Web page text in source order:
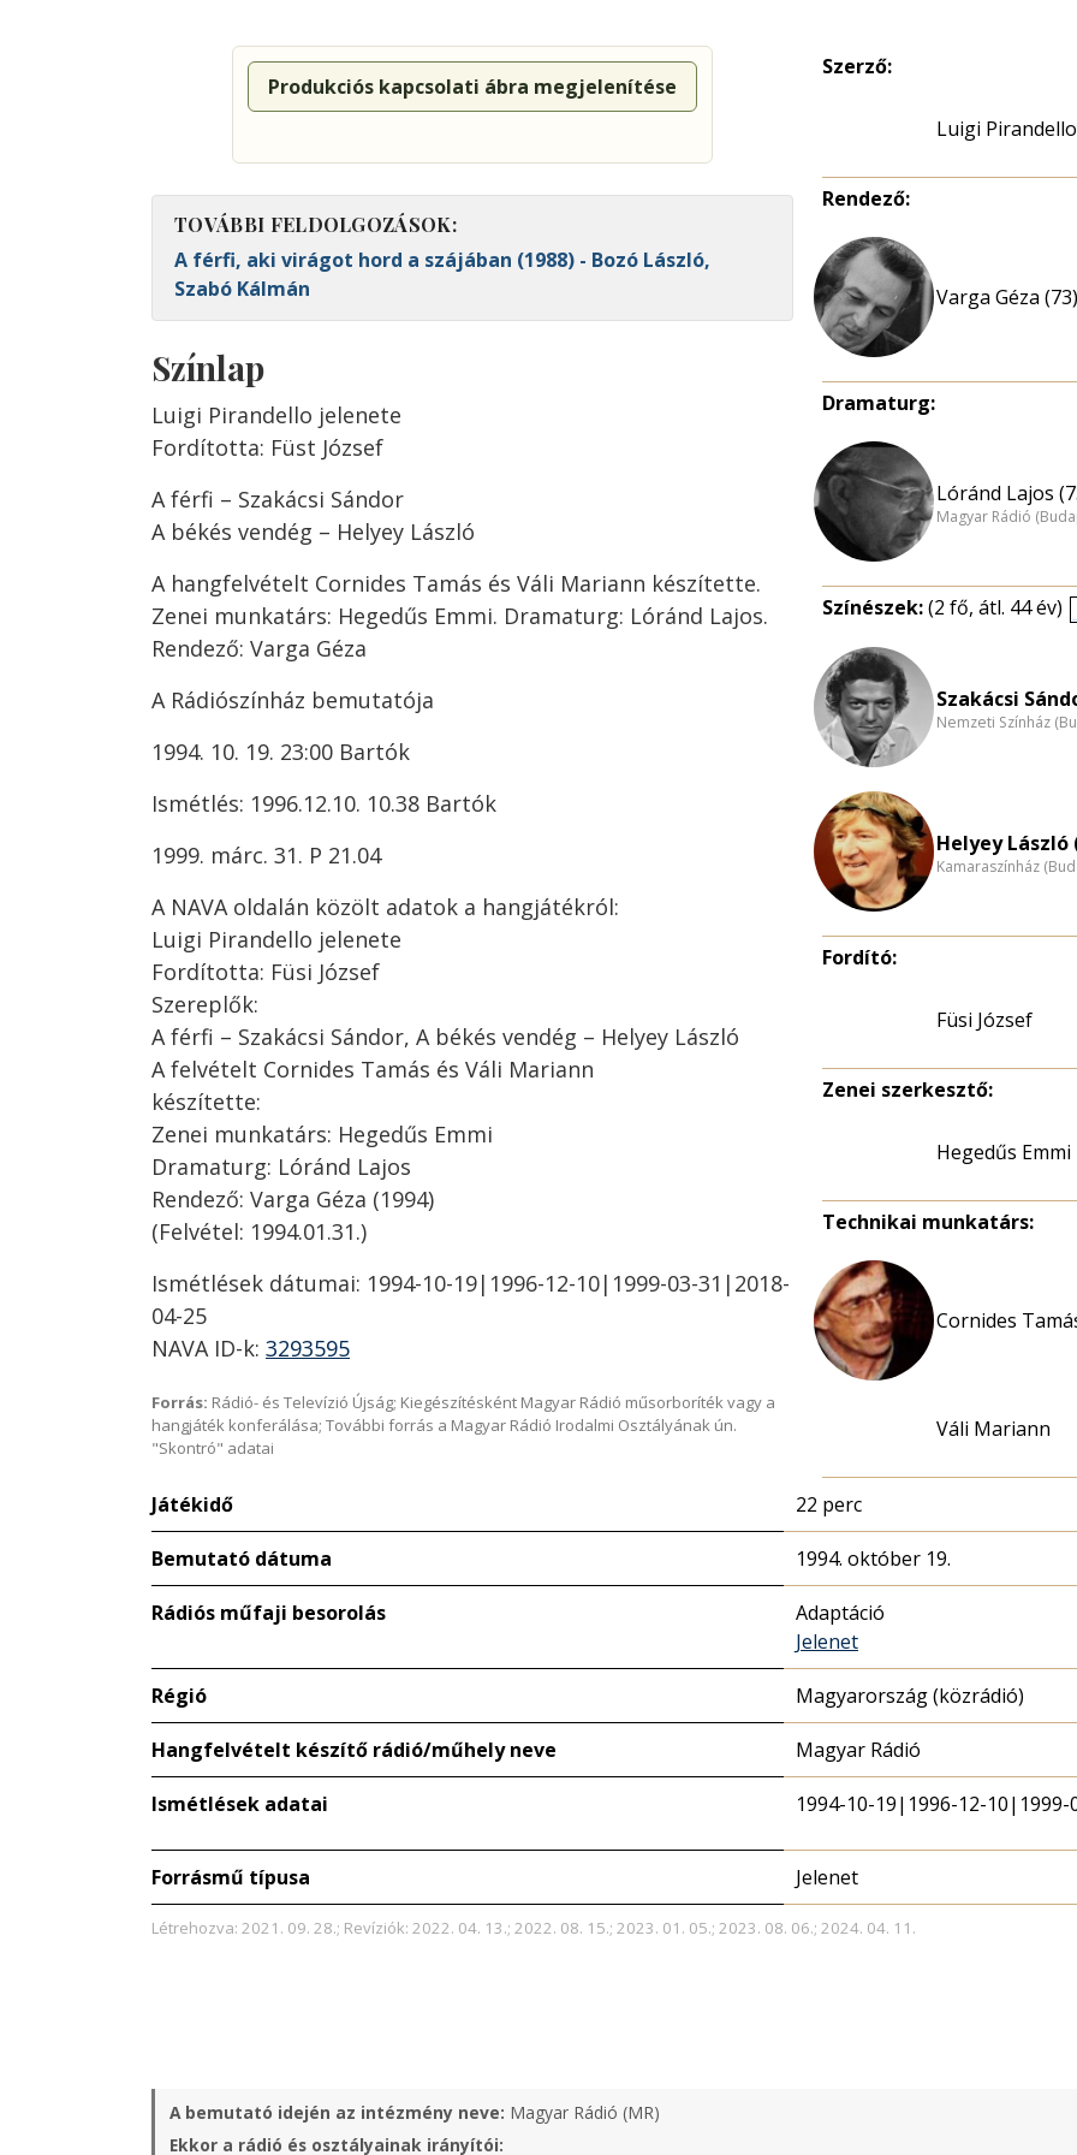
Produkciós kapcsolati ábra megjelenítése
TOVÁBBI FELDOLGOZÁSOK:
A férfi, aki virágot hord a szájában (1988) - Bozó László,
Szabó Kálmán
Színlap
Luigi Pirandello jelenete
Fordította: Füst József
A férfi – Szakácsi Sándor
A békés vendég – Helyey László
A hangfelvételt Cornides Tamás és Váli Mariann készítette.
Zenei munkatárs: Hegedűs Emmi. Dramaturg: Lóránd Lajos.
Rendező: Varga Géza
A Rádiószínház bemutatója
1994. 10. 19. 23:00 Bartók
Ismétlés: 1996.12.10. 10.38 Bartók
1999. márc. 31. P 21.04
A NAVA oldalán közölt adatok a hangjátékról:
Luigi Pirandello jelenete
Fordította: Füsi József
Szereplők:
A férfi – Szakácsi Sándor, A békés vendég – Helyey László
A felvételt Cornides Tamás és Váli Mariann
készítette:
Zenei munkatárs: Hegedűs Emmi
Dramaturg: Lóránd Lajos
Rendező: Varga Géza (1994)
(Felvétel: 1994.01.31.)
Ismétlések dátumai: 1994-10-19|1996-12-10|1999-03-31|2018-
04-25
NAVA ID-k: 3293595
Forrás: Rádió- és Televízió Újság; Kiegészítésként Magyar Rádió műsorboríték vagy a
hangjáték konferálása; További forrás a Magyar Rádió Irodalmi Osztályának ún.
"Skontró" adatai
Szerző:
Luigi Pirandello
Rendező:
Varga Géza (73)
Dramaturg:
Lóránd Lajos
Magyar Rádió
Színészek:(2 fő, átl. 44 év)
Szakácsi
Nemzeti Színház
Helyey László
Kamaraszínház
Fordító:
Füsi József
Zenei szerkesztő:
Hegedűs Emmi
Technikai munkatárs:
Cornides
Váli Mariann
Játékidő 22 perc
Bemutató dátuma 1994. október 19.
Rádiós műfaji besorolás
Adaptáció
Jelenet
Régió Magyarország (közrádió)
Hangfelvételt készítő rádió/műhely neve Magyar Rádió
Ismétlések adatai 1994-10-19|1996-12-
Forrásmű típusa Jelenet
Létrehozva: 2021. 09. 28.; Revíziók: 2022. 04. 13.; 2022. 08. 15.; 2023. 01. 05.; 2023. 08. 06.; 2024. 04. 11.
A bemutató idején az intézmény neve: Magyar Rádió (MR)
Ekkor a rádió és osztályainak irányítói: